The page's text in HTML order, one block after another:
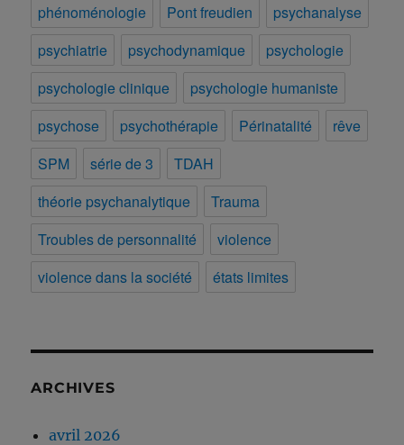
phénoménologie
Pont freudien
psychanalyse
psychiatrie
psychodynamique
psychologie
psychologie clinique
psychologie humaniste
psychose
psychothérapie Périnatalité
rêve
SPM
série de 3
TDAH
théorie psychanalytique
Trauma
Troubles de personnalité
violence
violence dans la société
états limites
ARCHIVES
avril 2026